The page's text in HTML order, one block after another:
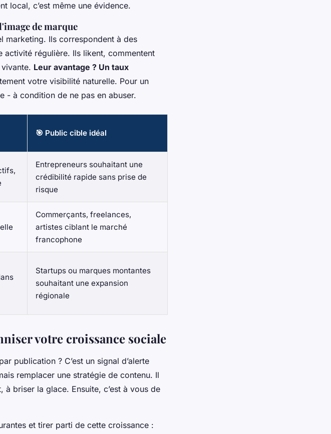
local, c’est même une évidence.
de marque
marketing. Ils correspondent à des
régulière. Ils likent, commentent
Leur avantage ? Un taux
votre visibilité naturelle. Pour un
- à condition de ne pas en abuser.
🎯 Public cible idéal
Entrepreneurs souhaitant une
crédibilité rapide sans prise de
risque
Commerçants, freelances,
artistes ciblant le marché
francophone
Startups ou marques montantes
souhaitant une expansion
régionale
votre croissance sociale
publication ? C’est un signal d’alerte
remplacer une stratégie de contenu. Il
briser la glace. Ensuite, c’est à vous de
et tirer parti de cette croissance :